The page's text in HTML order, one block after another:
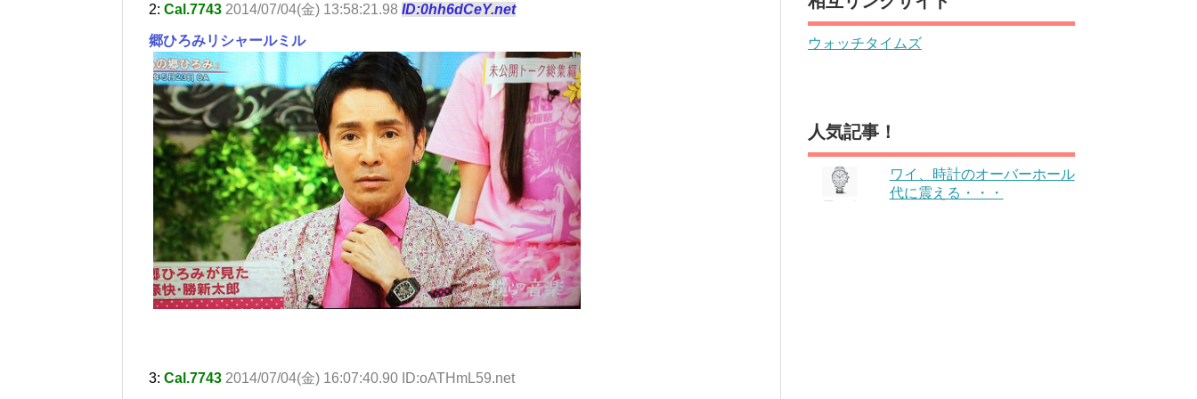
2: Cal.7743 2014/07/04(金) 13:58:21.98 ID:0hh6dCeY.net
郷ひろみリシャールミル
3: Cal.7743 2014/07/04(金) 16:07:40.90 ID:oATHmL59.net
ウォッチタイムズ
人気記事！
ワイ、時計のオーバーホール
代に震える・・・